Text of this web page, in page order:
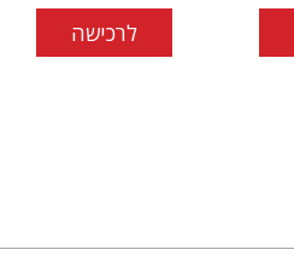
לרכישה